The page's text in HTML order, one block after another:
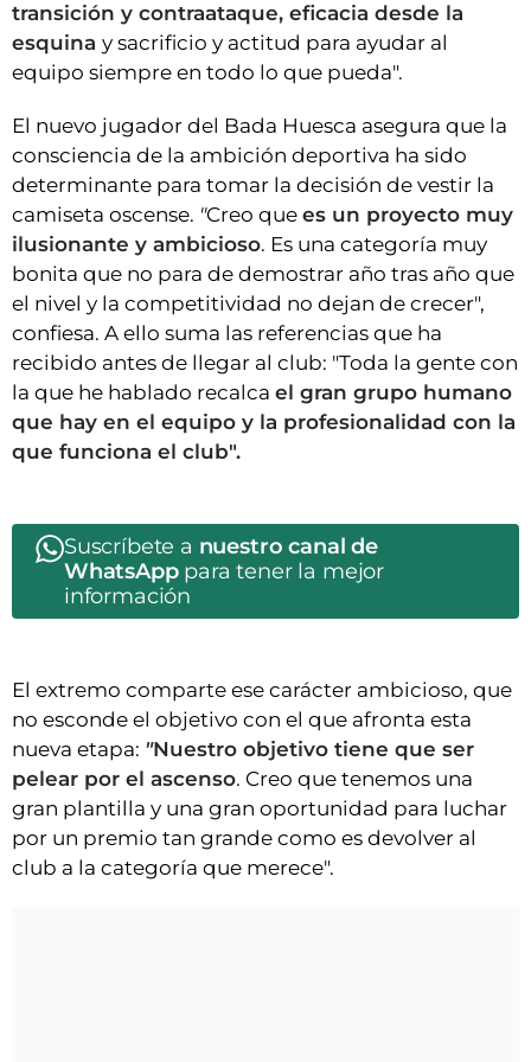
transición y contraataque, eficacia desde la
esquina y sacrificio y actitud para ayudar al
equipo siempre en todo lo que pueda".
El nuevo jugador del Bada Huesca asegura que la
consciencia de la ambición deportiva ha sido
determinante para tomar la decisión de vestir la
camiseta oscense. "Creo que es un proyecto muy
ilusionante y ambicioso. Es una categoría muy
bonita que no para de demostrar año tras año que
el nivel y la competitividad no dejan de crecer",
confiesa. A ello suma las referencias que ha
recibido antes de llegar al club: "Toda la gente con
la que he hablado recalca el gran grupo humano
que hay en el equipo y la profesionalidad con la
que funciona el club".
Suscríbete a nuestro canal de
WhatsApppara tener la mejor
información
El extremo comparte ese carácter ambicioso, que
no esconde el objetivo con el que afronta esta
nueva etapa: "Nuestro objetivo tiene que ser
pelear por el ascenso. Creo que tenemos una
gran plantilla y una gran oportunidad para luchar
por un premio tan grande como es devolver al
club a la categoría que merece".